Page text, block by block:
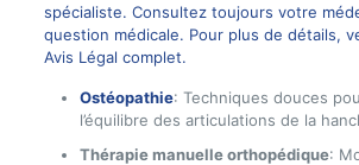
spécialiste. Consultez toujours votre
question médicale. Pour plus de détails,
Avis Légal complet.
Ostéopathie: Techniques douces
l’équilibre des articulations de la
Thérapie manuelle orthopédique: